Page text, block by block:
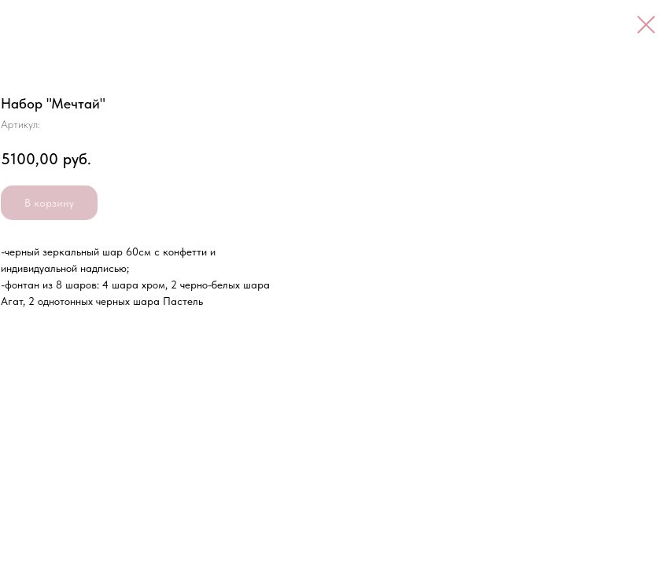
Набор "Мечтай"
Артикул:
5100,00 руб.
В корзину
-черный зеркальный шар 60см с конфетти и
индивидуальной надписью;
-фонтан из 8 шаров: 4 шара хром, 2 черно-белых шара
Агат, 2 однотонных черных шара Пастель